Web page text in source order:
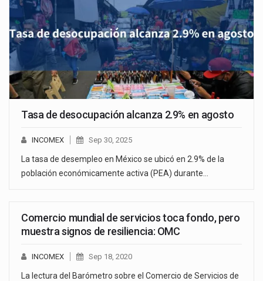
Tasa de desocupación alcanza 2.9% en agosto
INCOMEX Sep 30, 2025
La tasa de desempleo en México se ubicó en 2.9% de la
población económicamente activa (PEA) durante…
Comercio mundial de servicios toca fondo, pero
muestra signos de resiliencia: OMC
INCOMEX Sep 18, 2020
La lectura del Barómetro sobre el Comercio de Servicios de